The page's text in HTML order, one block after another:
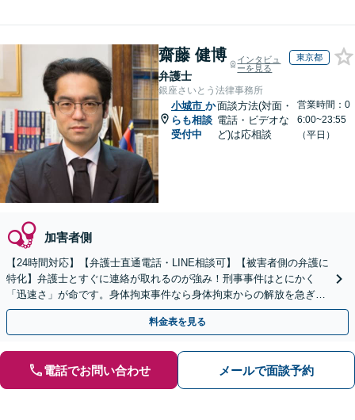
齋藤 健博
弁護士
インタビュ
ーを見る
東京都
銀座さいとう法律事務所
小城市 か
らも相談
受付中
面談方法(対面・
電話・ビデオな
ど)は応相談
営業時間：0
6:00~23:55
（平日）
加害者側
【24時間対応】【弁護士直通電話・LINE相談可】【被害者側の弁護に
特化】弁護士とすぐに連絡が取れるのが強み！刑事事件はとにかく
「迅速さ」が命です。身体拘束事件なら身体拘束からの解放を急ぎま
す。示談交渉はお任せください。
料金表を見る
電話でお問い合わせ メールで面談予約